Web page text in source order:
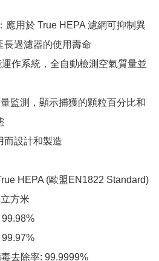
應用於 True HEPA 濾網可抑制異
長過濾器的使用壽命
作系統，全自動檢測空氣質量並
監測，顯示捕獲的顆粒百分比和
而設計和製造
HEPA (歐盟EN1822 Standard)
方米
去除率: 99.9999%